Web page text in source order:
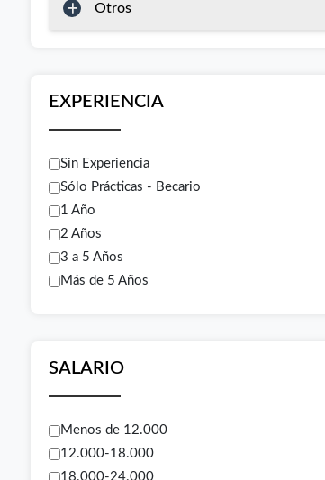
Otros
EXPERIENCIA
Sin Experiencia
Sólo Prácticas - Becario
1 Año
2 Años
3 a 5 Años
Más de 5 Años
SALARIO
Menos de 12.000
12.000-18.000
18.000-24.000